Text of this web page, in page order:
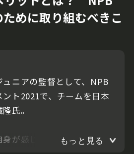
めに取り組むべきこ
ニアの監督として、NPB
ト2021で、チームを日本
氏。
が感じているNPBジュニ
もっと見る